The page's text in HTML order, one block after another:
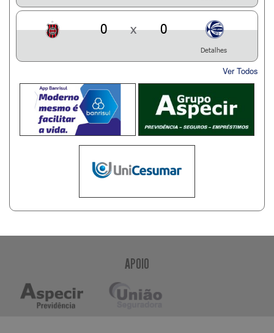
0 x 0
Detalhes
Ver Todos
APOIO